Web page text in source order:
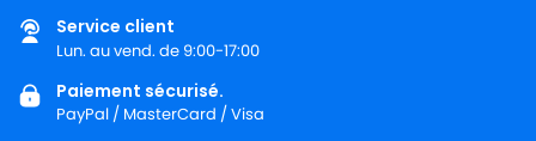
Service client
Lun. au vend. de 9:00-17:00
Paiement sécurisé.
PayPal / MasterCard / Visa